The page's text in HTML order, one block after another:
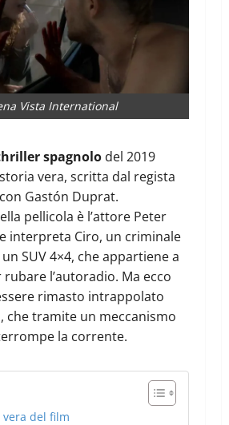
Vista International
spagnolo del 2019
vera, scritta dal regista
Gastón Duprat.
pellicola è l’attore Peter
interpreta Ciro, un criminale
SUV 4×4, che appartiene a
l’autoradio. Ma ecco
rimasto intrappolato
che tramite un meccanismo
la corrente.
del film